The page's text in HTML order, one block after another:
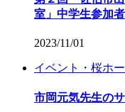
室」中学生参加
2023/11/01
イベント・桜ホ
市岡元気先生の